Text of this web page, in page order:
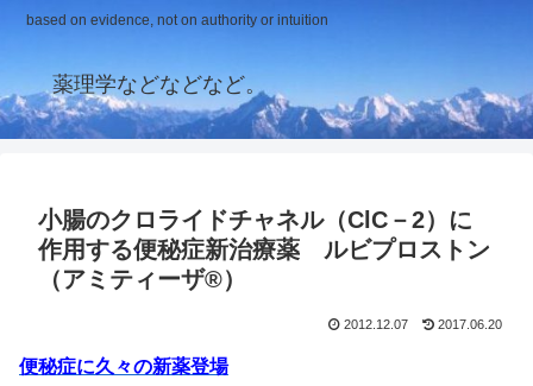
based on evidence, not on authority or intuition
薬理学などなどなど。
小腸のクロライドチャネル（ClC－2）に
作用する便秘症新治療薬 ルビプロストン
（アミティーザ®）
2012.12.07 2017.06.20
便秘症に久々の新薬登場